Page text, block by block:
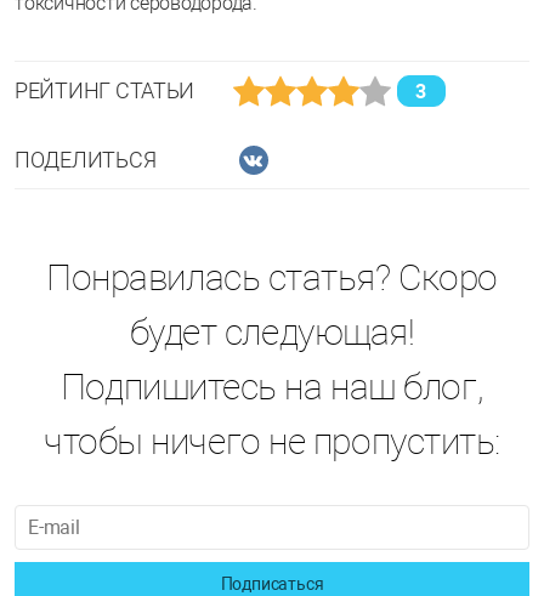
РЕЙТИНГ СТАТЬИ 3
ПОДЕЛИТЬСЯ
Понравилась статья? Скоро
будет следующая!
Подпишитесь на наш блог,
чтобы ничего не пропустить:
Подписаться